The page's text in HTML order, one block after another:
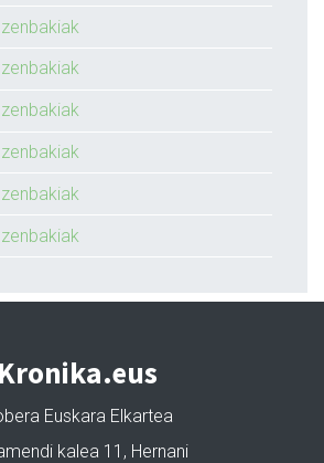
Kronika.eus
Euskara Elkartea
kalea 11, Hernani